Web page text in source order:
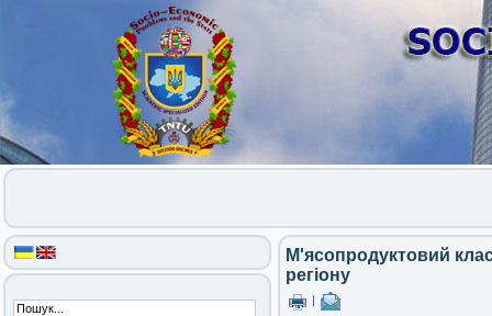
М'ясопродуктовий
регіону